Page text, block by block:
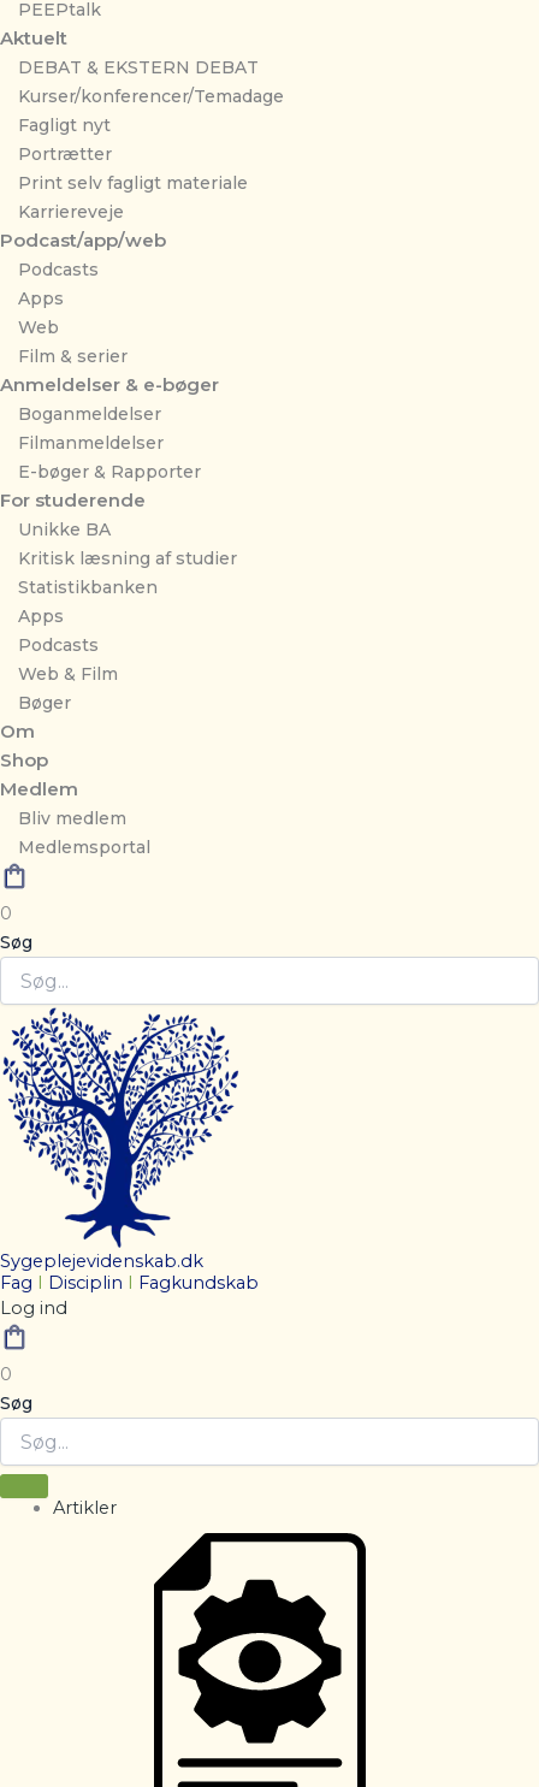
PEEPtalk
Aktuelt
DEBAT & EKSTERN DEBAT
Kurser/konferencer/Temadage
Fagligt nyt
Portrætter
Print selv fagligt materiale
Karriereveje
Podcast/app/web
Podcasts
Apps
Web
Film & serier
Anmeldelser & e-bøger
Boganmeldelser
Filmanmeldelser
E-bøger & Rapporter
For studerende
Unikke BA
Kritisk læsning af studier
Statistikbanken
Apps
Podcasts
Web & Film
Bøger
Om
Shop
Medlem
Bliv medlem
Medlemsportal
0
Søg
Sygeplejevidenskab.dk
Fag
Disciplin
Fagkundskab
Log ind
0
Søg
Artikler